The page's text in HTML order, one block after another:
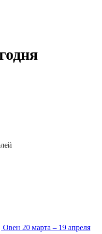
Овен 20 марта – 19 апреля